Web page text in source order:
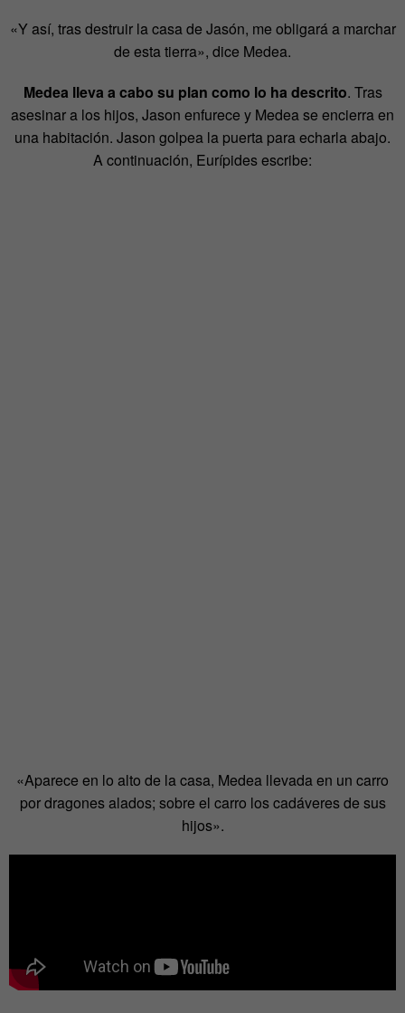
«Y así, tras destruir la casa de Jasón, me obligará a marchar
de esta tierra», dice Medea.
Medea lleva a cabo su plan como lo ha descrito. Tras
asesinar a los hijos, Jason enfurece y Medea se encierra en
una habitación. Jason golpea la puerta para echarla abajo.
A continuación, Eurípides escribe:
«Aparece en lo alto de la casa, Medea llevada en un carro
por dragones alados; sobre el carro los cadáveres de sus
hijos».